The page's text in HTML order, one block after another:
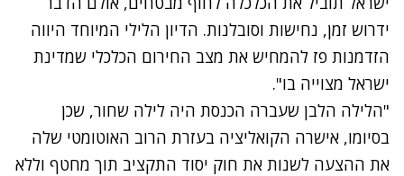
ידרוש זמן, נחישות וסובלנות. הדיון הלילי המיוחד היווה
הזדמנות פז להמחיש את מצב החירום הכלכלי שמדינת
ישראל מצוייה בו".
"הלילה הלבן שעברה הכנסת היה לילה שחור, שכן
בסיומו, אישרה הקואליציה בעזרת הרוב האוטומטי שלה
את ההצעה לשנות את חוק יסוד התקציב תוך מחטף וללא